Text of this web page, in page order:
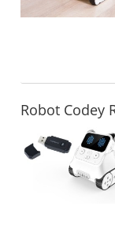
Robot Codey